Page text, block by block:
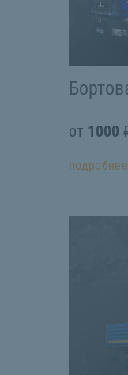
от 1000
подробнее